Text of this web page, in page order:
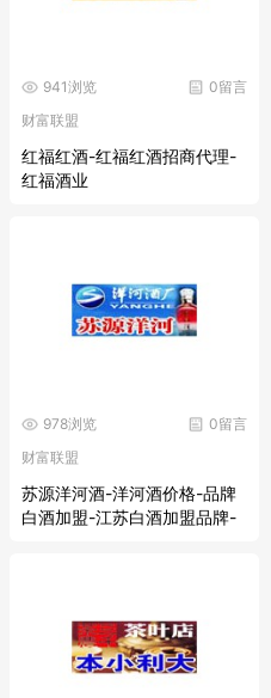
0留言
941浏览
财富联盟
红福红酒-红福红酒招商代理-
红福酒业
0留言
978浏览
财富联盟
苏源洋河酒-洋河酒价格-品牌
白酒加盟-江苏白酒加盟品牌-